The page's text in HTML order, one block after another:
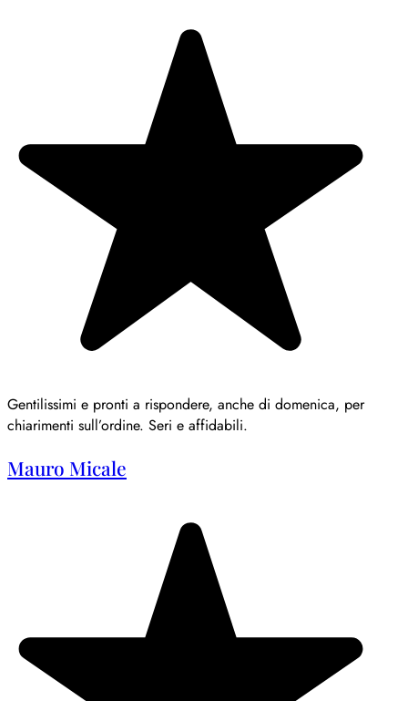
Gentilissimi e pronti a rispondere, anche di domenica, per
chiarimenti sull’ordine. Seri e affidabili.
Mauro Micale